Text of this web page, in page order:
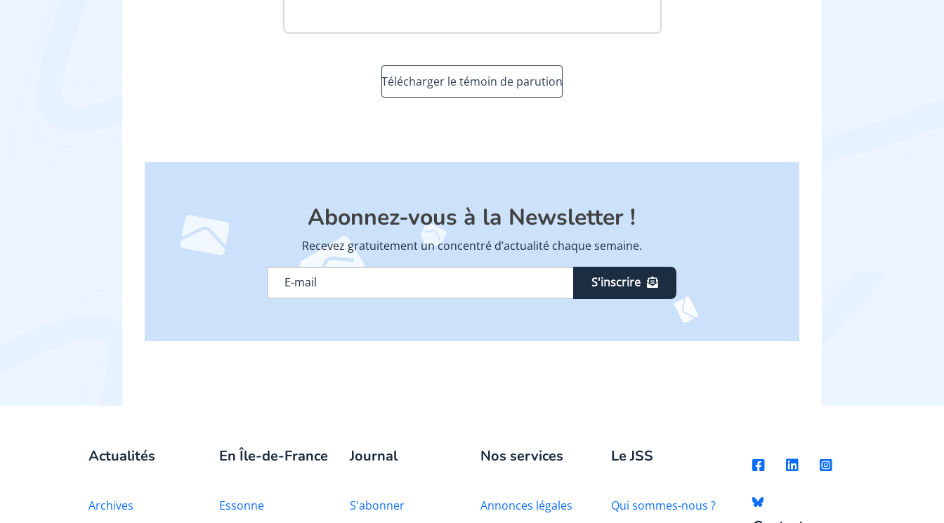
Télécharger le témoin de parution
Abonnez-vous à la Newsletter !
Recevez gratuitement un concentré d’actualité chaque semaine.
S'inscrire
Actualités
Archives
En Île-de-France
Essonne
Journal
S'abonner
Nos services
Annonces légales
Le JSS
Qui sommes-nous ?